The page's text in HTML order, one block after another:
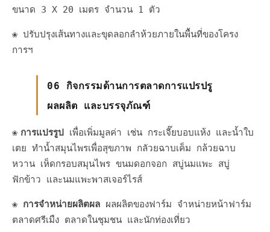
ขนาด 3 X 20 เมตร จำนวน 1 ตัว
❀ ปรับปรุงเส้นทางและขุดลอกลำห้วยภายในพื้นที่ของโครง
การฯ
06 กิจกรรมด้านการตลาดการแปรปรู
ผลผลิต และบรรจุภัณฑ์
❀ การแปรรูป เพื่อเพิ่มมูลค่า เช่น กระเจี๊ยบอบแห้ง และน้ำใบ
เตย ทำน้ำสมุนไพรเพื่อสุขภาพ กลัวยฉาบเค็ม กล้วยฉาบ
หวาน เห็ดกรอบสมุนไพร ขนมดอกจอก สบู่นมแพะ สบู่
ฟักข้าว และนมแพะพาสเจอร์ไรส์
❀ การจำหน่ายผลิตผล ผลผลิตของฟาร์ม จำหน่ายหน้าฟาร์ม
ตลาดศรีเมืง ตลาดในชุมชน และนักท่องเที่ยว